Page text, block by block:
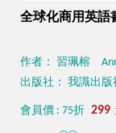
全球化商用英語
作者： 習珮榕
出版社： 我識出版
會員價 : 75折 299